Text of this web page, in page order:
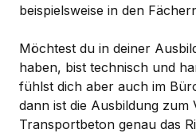
beispielsweise in den
Möchtest du in deiner
haben, bist technisch und
fühlst dich aber auch im
dann ist die Ausbildung
Transportbeton genau das